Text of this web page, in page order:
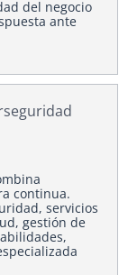
del negocio
ante
continua.
servicios
gestión de